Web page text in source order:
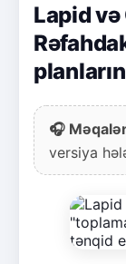
Lapid
🎧
versiya